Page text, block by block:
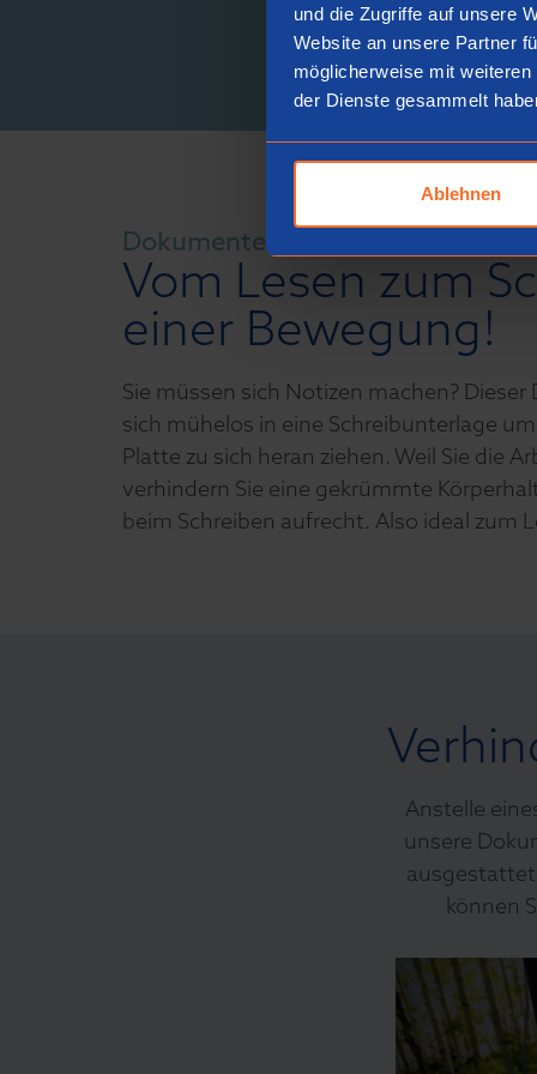
und die Zugriffe auf unsere
Website an unsere Partner
möglicherweise mit
der Dienste gesammelt
Ablehnen
Dokumentenhalter und Schreibpult
Vom Lesen zum
einer Bewegung!
Sie müssen sich Notizen machen?
sich mühelos in eine Schreibunterlage
Platte zu sich heran ziehen. Weil Sie die
verhindern Sie eine gekrümmte
beim Schreiben aufrecht. Also ideal zum
Anstelle
unsere
können